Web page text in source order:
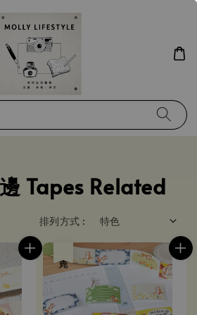
Tapes Related
排列方式 :